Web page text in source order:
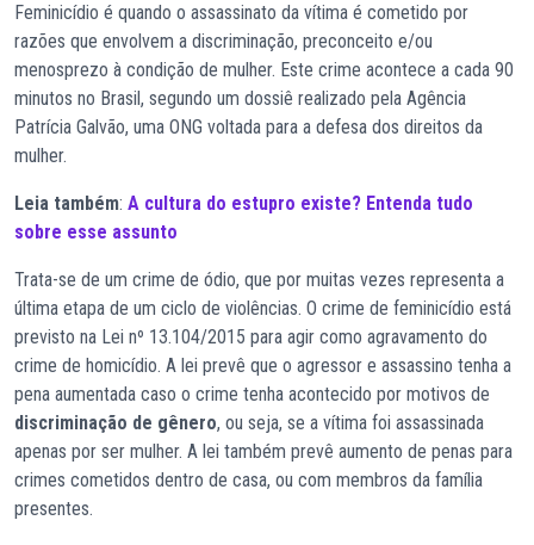
Feminicídio é quando o assassinato da vítima é cometido por
razões que envolvem a discriminação, preconceito e/ou
menosprezo à condição de mulher. Este crime acontece a cada 90
minutos no Brasil, segundo um dossiê realizado pela Agência
Patrícia Galvão, uma ONG voltada para a defesa dos direitos da
mulher.
Leia também: A cultura do estupro existe? Entenda tudo
sobre esse assunto
Trata-se de um crime de ódio, que por muitas vezes representa a
última etapa de um ciclo de violências. O crime de feminicídio está
previsto na Lei nº 13.104/2015 para agir como agravamento do
crime de homicídio. A lei prevê que o agressor e assassino tenha a
pena aumentada caso o crime tenha acontecido por motivos de
discriminação de gênero, ou seja, se a vítima foi assassinada
apenas por ser mulher. A lei também prevê aumento de penas para
crimes cometidos dentro de casa, ou com membros da família
presentes.